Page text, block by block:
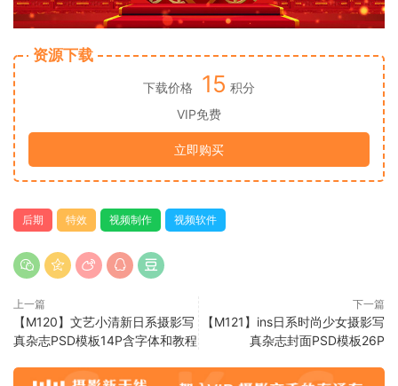
资源下载
下载价格 15 积分
VIP免费
立即购买
后期 特效 视频制作 视频软件
上一篇
【M120】文艺小清新日系摄影写
真杂志PSD模板14P含字体和教程
下一篇
【M121】ins日系时尚少女摄影写
真杂志封面PSD模板26P